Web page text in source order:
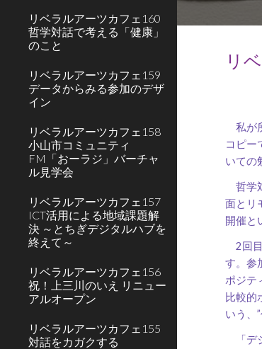
リベラルアーツカフェ160
哲学対話で考える「健康」
のこと
リベラルアーツカフェ159
データからみる参加のデザ
イン
リベラルアーツカフェ158
小山市コミュニティ
FM「おーラジ」バーチャ
ル見学会
リベラルアーツカフェ157
ICT活用による地域課題解
決 ～とちぎデジタルハブを
終えて～
リベラルアーツカフェ156
祝！上三川のいえ リニュー
アルオープン
リベラルアーツカフェ155
対話をカガクする
リ
私が
コピー
いての
哲学
面とリ
開催と
2回目
す。参
ポジテ
比較的
いう、
「デ